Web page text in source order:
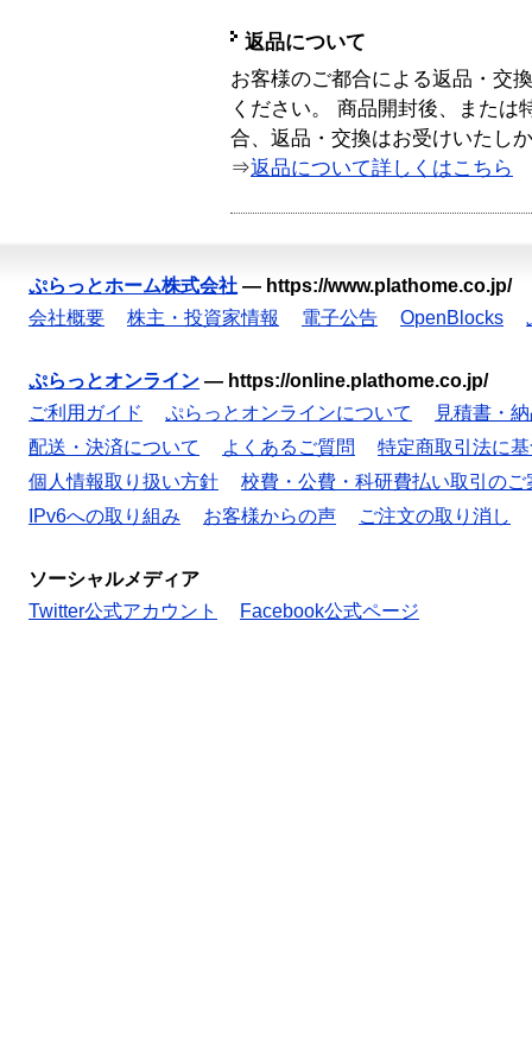
返品について
お客様のご都合による返品・交
ください。 商品開封後、または
合、返品・交換はお受けいたし
⇒返品について詳しくはこちら
ぷらっとホーム株式会社 — https://www.plathome.co.jp/
会社概要
株主・投資家情報 電子公告 OpenBlocks
ぷらっとオンライン — https://online.plathome.co.jp/
ご利用ガイド
ぷらっとオンラインについて
見積書・
配送・決済について
よくあるご質問
特定商取引法に
個人情報取り扱い方針
校費・公費・科研費払い取引のご
IPv6への取り組み
お客様からの声 ご注文の取り消し
ソーシャルメディア
Twitter公式アカウント
Facebook公式ページ